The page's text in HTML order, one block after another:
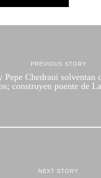
PREVIOUS STORY
Pepe Chedraui solventan
construyen puente de
NEXT STORY